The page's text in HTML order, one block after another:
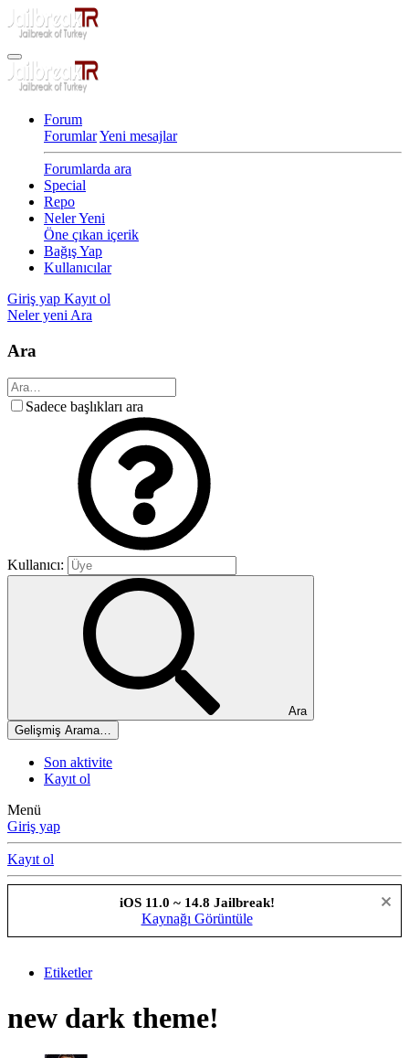
Forum
ForumlarYeni mesajlar
Forumlarda ara
Special
Repo
Neler Yeni
Öne çıkan içerik
Bağış Yap
Kullanıcılar
Giriş yap Kayıt ol
Neler yeni Ara
Ara
Sadece başlıkları ara
Kullanıcı:
Ara
Gelişmiş Arama…
Son aktivite
Kayıt ol
Menü
Giriş yap
Kayıt ol
iOS 11.0 ~ 14.8 Jailbreak!
Kaynağı Görüntüle
Etiketler
new dark theme!